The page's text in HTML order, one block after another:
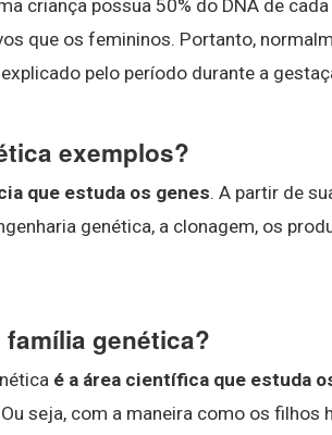
criança possua 50% do DNA de
que os femininos. Portanto,
pelo período durante a
exemplos?
que estuda os genes. A partir de
genética, a clonagem, os
família genética?
é a área científica que estuda
Ou seja, com a maneira como os